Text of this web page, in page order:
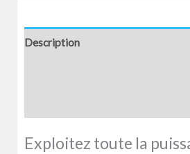
Description
Exploitez toute la